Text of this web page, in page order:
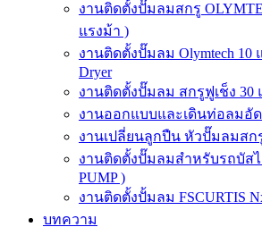
งานติดตั้งปั๊มลมสกรู
แรงม้า )
งานติดตั้งปั๊มลม Olymtech 10
Dryer
งานติดตั้งปั๊มลม สกรูฟูเช็ง 30
งานออกแบบและเดินท่อลมอัด
งานเปลี่ยนลูกปืน หัวปั๊มลมสกรู
งานติดตั้งปั๊มลมสำหรับรถบัสไ
PUMP )
งานติดตั้งปั้มลม FSCURTIS
บทความ